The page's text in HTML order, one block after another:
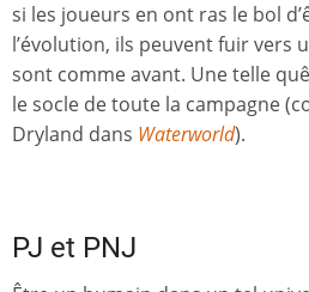
si les joueurs en ont ras le bol
l’évolution, ils peuvent fuir vers
sont comme avant. Une telle
le socle de toute la campagne
Dryland dans Waterworld).
PJ et PNJ